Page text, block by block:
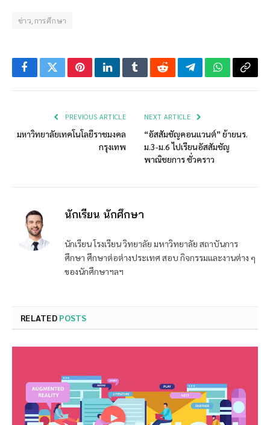
ข่าว,การศึกษา
FacebookTwitterPinterestLinkedInTumblrRedditTelegramWhatsApp
Copy
PREVIOUS ARTICLE
มหาวิทยาลัยเทคโนโลยีราชมงคล
กรุงเทพ
NEXT ARTICLE
“อัสสัมชัญคอนแวนต์” ย้ายนร.
ม.3-ม.6 ไปเรียนอัสสัมชัญ
พาณิชยการ ชั่วคราว
นักเรียน นักศึกษา
นักเรียน โรงเรียน วิทยาลัย มหาวิทยาลัย สถาบันการ
ศึกษา ศึกษาต่อต่างประเทศ สอบ กิจกรรมและงานต่าง ๆ
ของนักศึกษาฯลฯ
RELATED POSTS